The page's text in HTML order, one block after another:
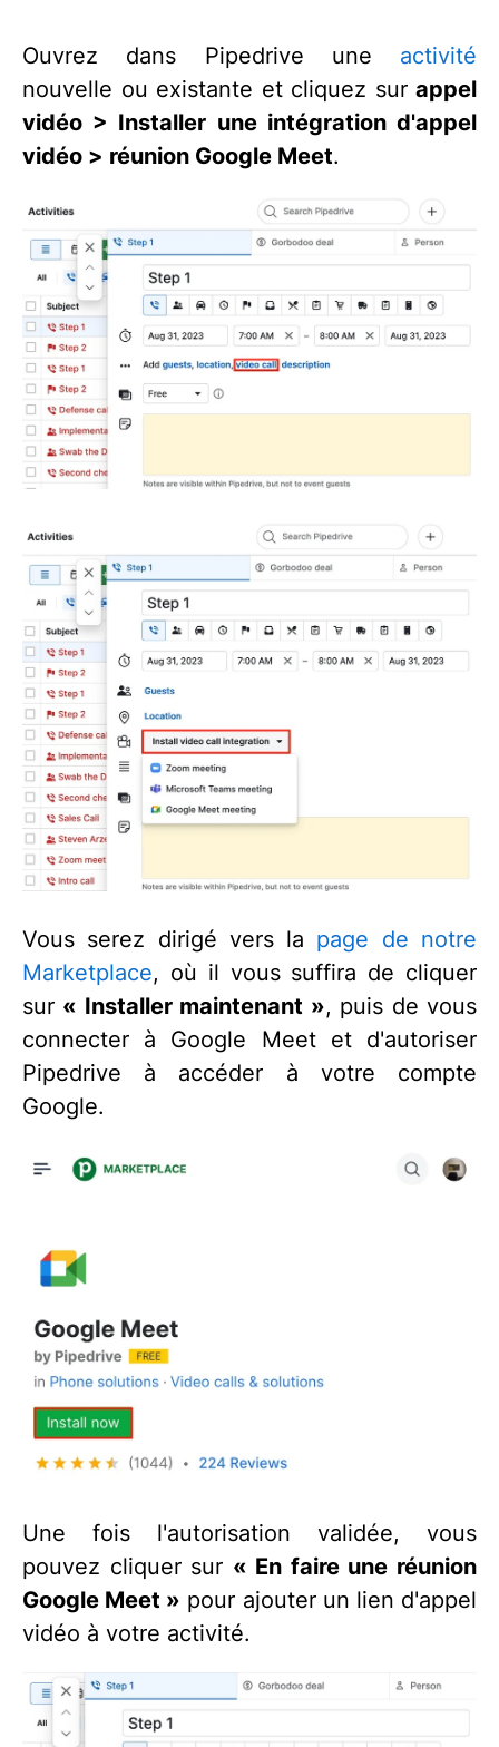
Ouvrez dans Pipedrive une activité
nouvelle ou existante et cliquez sur appel
vidéo > Installer une intégration d'appel
vidéo > réunion Google Meet.
Vous serez dirigé vers la page de notre
Marketplace, où il vous suffira de cliquer
sur « Installer maintenant », puis de vous
connecter à Google Meet et d'autoriser
Pipedrive à accéder à votre compte
Google.
Une fois l'autorisation validée, vous
pouvez cliquer sur « En faire une réunion
Google Meet » pour ajouter un lien d'appel
vidéo à votre activité.